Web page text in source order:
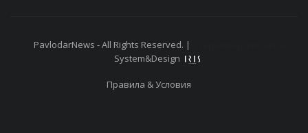
PavlodarNews - All Rights Reserved. |
System&Design
Правила & Условия